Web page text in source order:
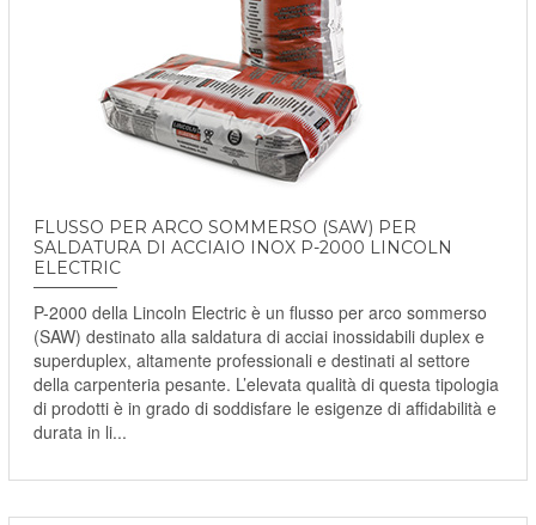
FLUSSO PER ARCO SOMMERSO (SAW) PER
SALDATURA DI ACCIAIO INOX P-2000 LINCOLN
ELECTRIC
P-2000 della Lincoln Electric è un flusso per arco sommerso
(SAW) destinato alla saldatura di acciai inossidabili duplex e
superduplex, altamente professionali e destinati al settore
della carpenteria pesante. L’elevata qualità di questa tipologia
di prodotti è in grado di soddisfare le esigenze di affidabilità e
durata in li...